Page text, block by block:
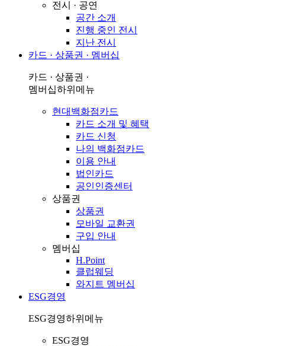
전시 · 공연
공간 소개
진행 중인 전시
지난 전시
카드 · 상품권 · 멤버십
카드 · 상품권 ·
멤버십하위메뉴
현대백화점카드
카드 소개 및 혜택
카드 신청
나의 백화점카드
이용 안내
법인카드
공인인증센터
상품권
상품권
모바일 교환권
구입 안내
멤버십
H.Point
클럽웨딩
와지트 멤버십
ESG경영
ESG경영하위메뉴
ESG경영